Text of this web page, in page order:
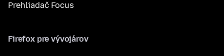
Prehliadač Focus
Firefox pre vývojárov